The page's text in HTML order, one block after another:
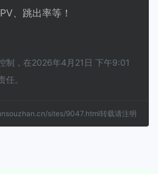
、跳出率等！
制，在2026年4月21日 下午9:01
。
sites/9047.html转载请注明